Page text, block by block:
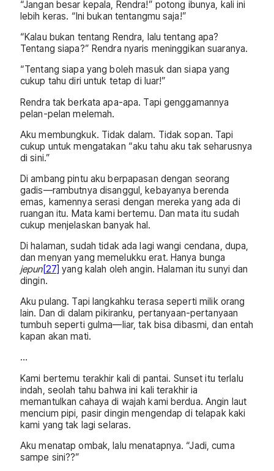
“Jangan besar kepala, Rendra!” potong ibunya, kali ini
lebih keras. “Ini bukan tentangmu saja!”
“Kalau bukan tentang Rendra, lalu tentang apa?
Tentang siapa?” Rendra nyaris meninggikan suaranya.
“Tentang siapa yang boleh masuk dan siapa yang
cukup tahu diri untuk tetap di luar!”
Rendra tak berkata apa-apa. Tapi genggamannya
pelan-pelan melemah.
Aku membungkuk. Tidak dalam. Tidak sopan. Tapi
cukup untuk mengatakan “aku tahu aku tak seharusnya
di sini.”
Di ambang pintu aku berpapasan dengan seorang
gadis—rambutnya disanggul, kebayanya berenda
emas, kamennya serasi dengan mereka yang ada di
ruangan itu. Mata kami bertemu. Dan mata itu sudah
cukup menjelaskan banyak hal.
Di halaman, sudah tidak ada lagi wangi cendana, dupa,
dan menyan yang memelukku erat. Hanya bunga
jepun[27] yang kalah oleh angin. Halaman itu sunyi dan
dingin.
Aku pulang. Tapi langkahku terasa seperti milik orang
lain. Dan di dalam pikiranku, pertanyaan-pertanyaan
tumbuh seperti gulma—liar, tak bisa dibasmi, dan entah
kapan akan mati.
…
Kami bertemu terakhir kali di pantai. Sunset itu terlalu
indah, seolah tahu bahwa ini kali terakhir ia
memantulkan cahaya di wajah kami berdua. Angin laut
mencium pipi, pasir dingin mengendap di telapak kaki
kami yang tak lagi selaras.
Aku menatap ombak, lalu menatapnya. “Jadi, cuma
sampe sini??”